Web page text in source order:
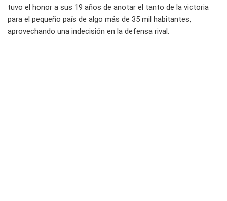
tuvo el honor a sus 19 años de anotar el tanto de la victoria
para el pequeño país de algo más de 35 mil habitantes,
aprovechando una indecisión en la defensa rival.